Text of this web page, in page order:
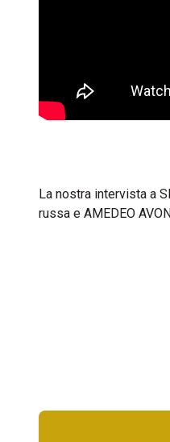
La nostra intervista a
russa e AMEDEO